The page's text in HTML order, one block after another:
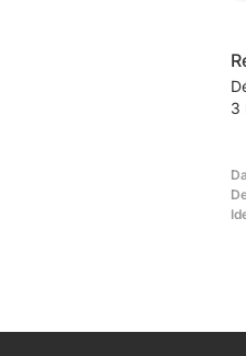
3